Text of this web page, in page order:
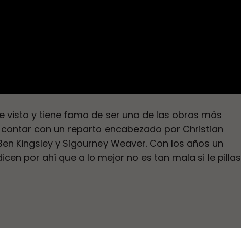
visto y tiene fama de ser una de las obras más
con un reparto encabezado por Christian
Kingsley y Sigourney Weaver. Con los años un
por ahí que a lo mejor no es tan mala si le pillas